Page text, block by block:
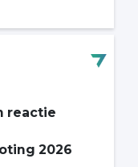
reactie
2026